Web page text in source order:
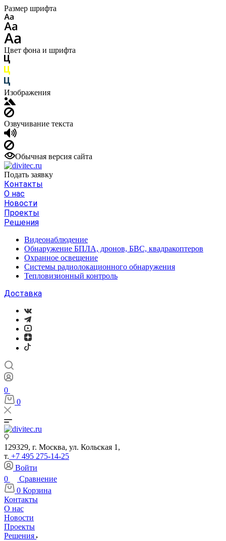
Размер шрифта
Цвет фона и шрифта
Изображения
Озвучивание текста
Обычная версия сайта
Подать заявку
Контакты
О нас
Новости
Проекты
Решения
Видеонаблюдение
Обнаружение БПЛА, дронов, БВС, квадракоптеров
Охранное освещение
Системы радиолокационного обнаружения
Тепловизионный контроль
Доставка
0
0
129329, г. Москва, ул. Кольская 1,
т. +7 495 275-14-25
Войти
0
Сравнение
0 Корзина
Контакты
О нас
Новости
Проекты
Решения